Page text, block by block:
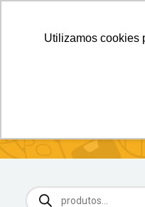
Utilizamos cookies